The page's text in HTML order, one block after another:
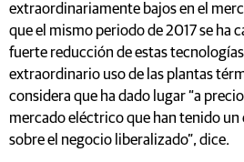
extraordinariamente bajos en el
que el mismo periodo de 2017 se ha
fuerte reducción de estas
extraordinario uso de las plantas
considera que ha dado lugar “a
mercado eléctrico que han tenido
sobre el negocio liberalizado”, dice.